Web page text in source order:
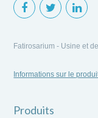
Fatirosarium - Usine et
Informations sur le
Produits